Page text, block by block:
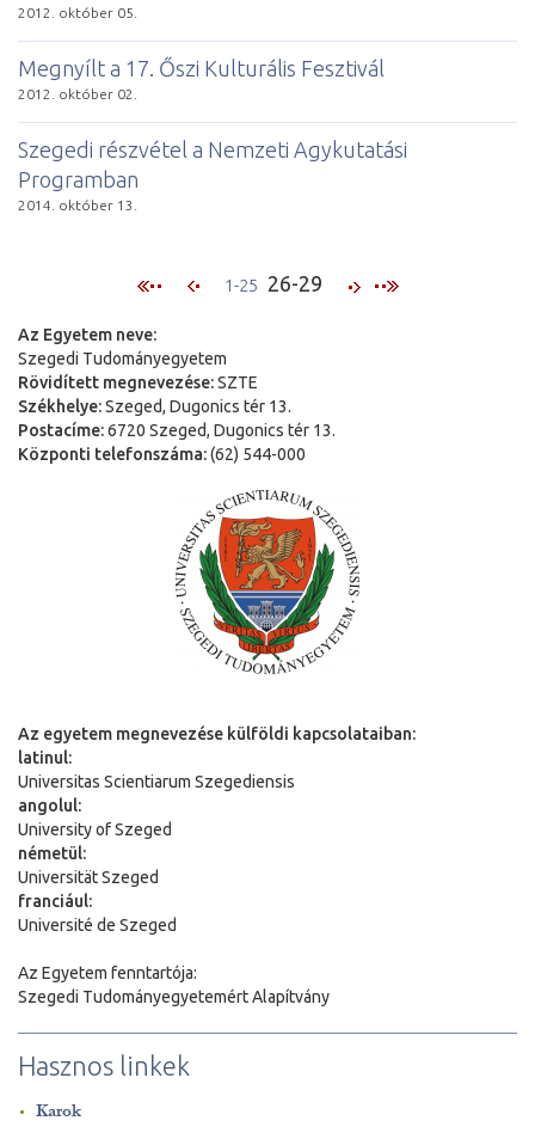
2012. október 05.
Megnyílt a 17. Őszi Kulturális Fesztivál
2012. október 02.
Szegedi részvétel a Nemzeti Agykutatási
Programban
2014. október 13.
1-25 26-29
Az Egyetem neve:
Szegedi Tudományegyetem
Rövidített megnevezése:SZTE
Székhelye:Szeged, Dugonics tér 13.
Postacíme:6720 Szeged, Dugonics tér 13.
Központi telefonszáma:(62) 544-000
Az egyetem megnevezése külföldi kapcsolataiban:
latinul:
Universitas Scientiarum Szegediensis
angolul:
University of Szeged
németül:
Universität Szeged
franciául:
Université de Szeged
Az Egyetem fenntartója:
Szegedi Tudományegyetemért Alapítvány
Hasznos linkek
Karok